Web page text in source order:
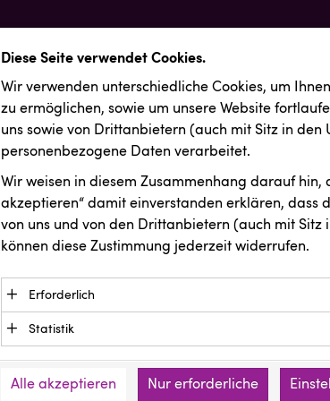
Diese Seite verwendet Cookies.
Wir verwenden unterschiedliche Cookies, um
zu ermöglichen, sowie um unsere Website
uns sowie von Drittanbietern (auch mit Sitz in den
personenbezogene Daten verarbeitet.
Wir weisen in diesem Zusammenhang darauf hin,
akzeptieren“ damit ein­ver­standen erklären, dass
von uns und von den Drittanbietern (auch mit Sitz
können diese Zustimmung jederzeit widerrufen.
Erforderlich
Essenzielle Cookies ermöglichen
Funktion der Website erforderlich. Diese
Daten und werden an keine Dritten übermittelt.
Anbieter: Eigentümer der Website (Erstanbieter)
Statistik
verstehen, wie unsere Besucher unsere Website
Alle akzeptieren Nur erforderliche